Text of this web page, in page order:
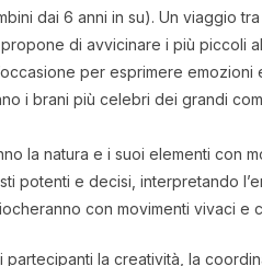
dai 6 anni in su). Un viaggio
propone di avvicinare i più piccoli
per esprimere
i brani più celebri dei grandi
la natura e i suoi elementi con
potenti e decisi, interpretando
con movimenti vivaci e
partecipanti la creatività, la